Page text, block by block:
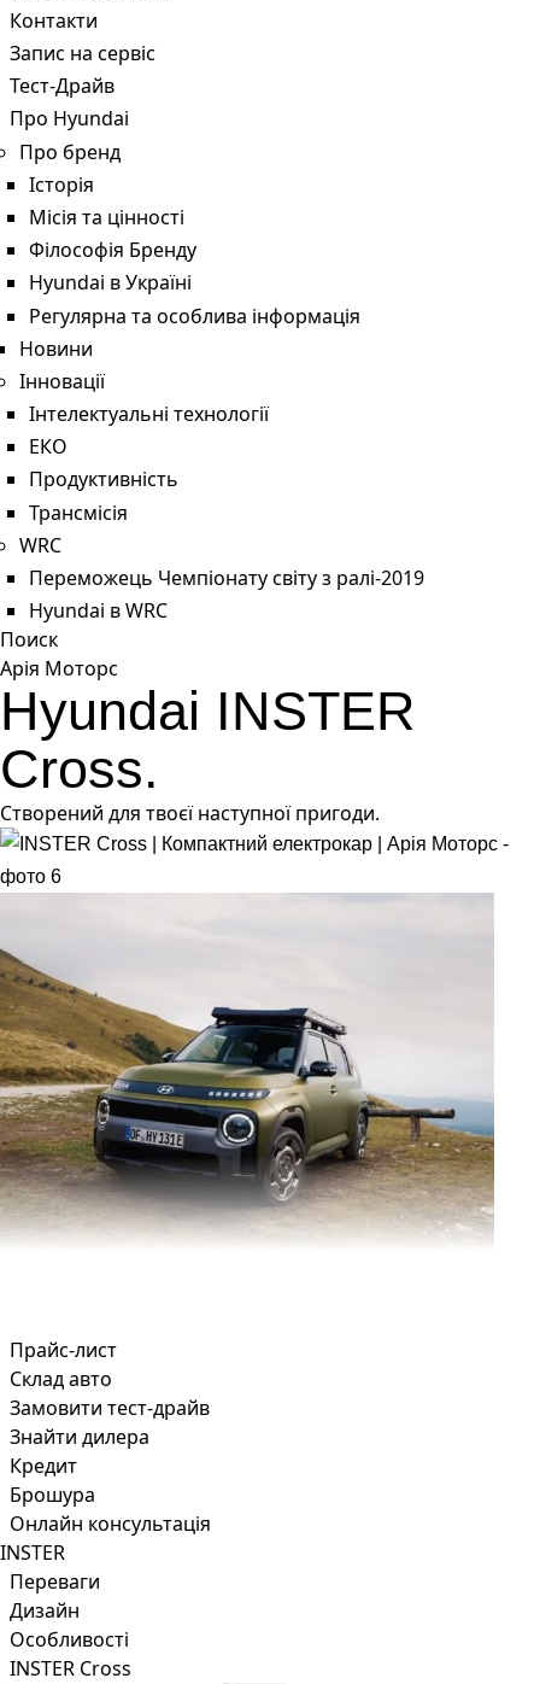
Контакти
Запис на сервіс
Тест-Драйв
Про Hyundai
Про бренд
Історія
Місія та цінності
Філософія Бренду
Hyundai в Україні
Регулярна та особлива інформація
Новини
Інновації
Інтелектуальні технології
ЕКО
Продуктивність
Трансмісія
WRC
Переможець Чемпіонату світу з ралі-2019
Hyundai в WRC
Поиск
Арія Моторс
Hyundai INSTER
Cross.
Створений для твоєї наступної пригоди.
Прайс-лист
Склад авто
Замовити тест-драйв
Знайти дилера
Кредит
Брошура
Онлайн консультація
INSTER
Переваги
Дизайн
Особливості
INSTER Cross